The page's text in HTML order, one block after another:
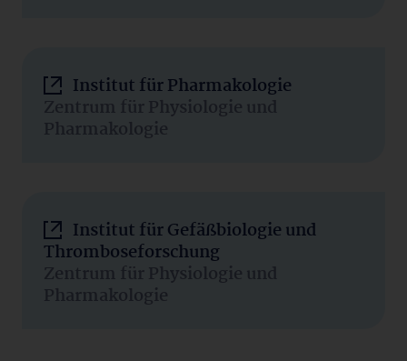
Institut für Pharmakologie
Zentrum für Physiologie und
Pharmakologie
Institut für Gefäßbiologie und
Thromboseforschung
Zentrum für Physiologie und
Pharmakologie